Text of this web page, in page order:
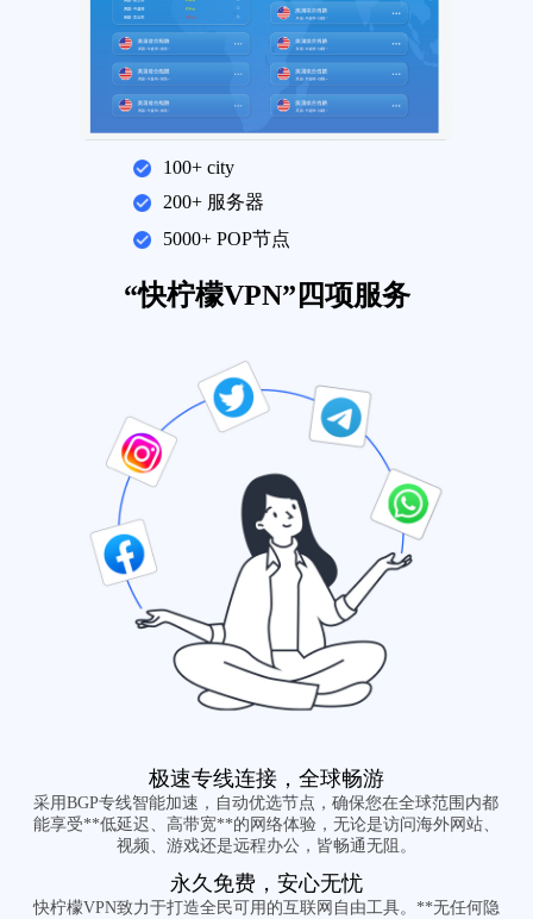
100+ city
200+ 服务器
5000+ POP节点
“快柠檬VPN”四项服务
极速专线连接，全球畅游
采用BGP专线智能加速，自动优选节点，确保您在全球范围内都
能享受**低延迟、高带宽**的网络体验，无论是访问海外网站、
视频、游戏还是远程办公，皆畅通无阻。
永久免费，安心无忧
快柠檬VPN致力于打造全民可用的互联网自由工具。**无任何隐